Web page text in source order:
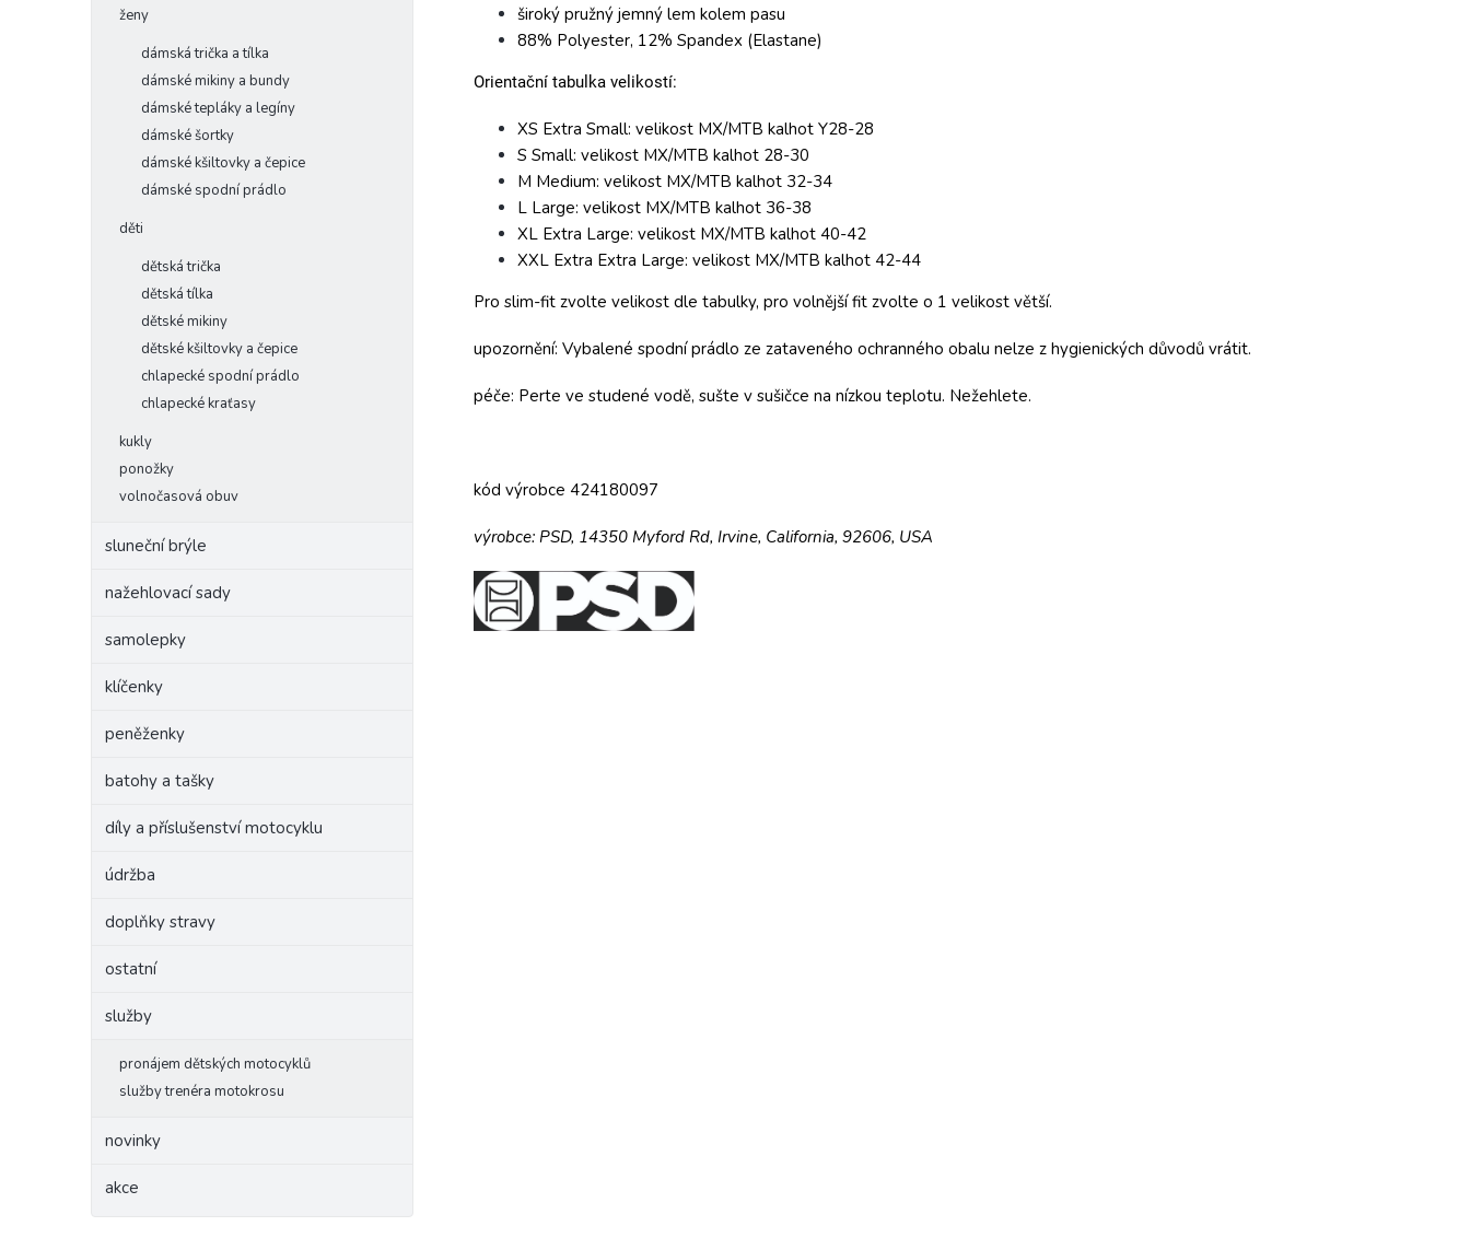
ženy
dámská trička a tílka
dámské mikiny a bundy
dámské tepláky a legíny
dámské šortky
dámské kšiltovky a čepice
dámské spodní prádlo
děti
dětská trička
dětská tílka
dětské mikiny
dětské kšiltovky a čepice
chlapecké spodní prádlo
chlapecké kraťasy
kukly
ponožky
volnočasová obuv
sluneční brýle
nažehlovací sady
samolepky
klíčenky
peněženky
batohy a tašky
díly a příslušenství motocyklu
údržba
doplňky stravy
ostatní
služby
pronájem dětských motocyklů
služby trenéra motokrosu
novinky
akce
široký pružný jemný lem kolem pasu
88% Polyester, 12% Spandex (Elastane)
Orientační tabulka velikostí:
XS Extra Small: velikost MX/MTB kalhot Y28-28
S Small: velikost MX/MTB kalhot 28-30
M Medium: velikost MX/MTB kalhot 32-34
L Large: velikost MX/MTB kalhot 36-38
XL Extra Large: velikost MX/MTB kalhot 40-42
XXL Extra Extra Large: velikost MX/MTB kalhot 42-44
Pro slim-fit zvolte velikost dle tabulky, pro volnější fit zvolte o 1 velikost větší.
upozornění: Vybalené spodní prádlo ze zataveného ochranného obalu nelze z hygienických důvodů vrátit.
péče: Perte ve studené vodě, sušte v sušičce na nízkou teplotu. Nežehlete.
kód výrobce 424180097
výrobce: PSD, 14350 Myford Rd, Irvine, California, 92606, USA